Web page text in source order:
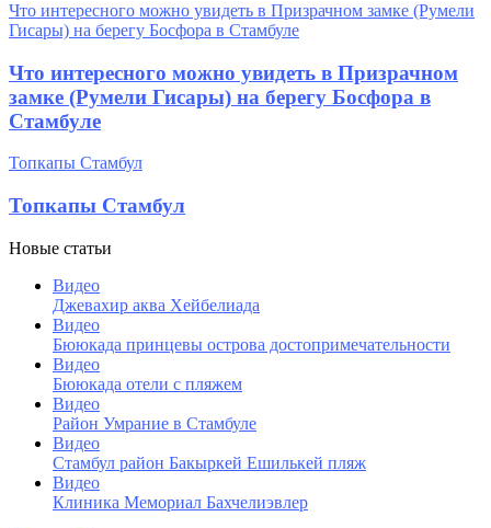
Что интересного можно увидеть в Призрачном замке (Румели
Гисары) на берегу Босфора в Стамбуле
Что интересного можно увидеть в Призрачном
замке (Румели Гисары) на берегу Босфора в
Стамбуле
Топкапы Стамбул
Топкапы Стамбул
Новые статьи
Видео
Джевахир аква Хейбелиада
Видео
Бююкада принцевы острова достопримечательности
Видео
Бююкада отели с пляжем
Видео
Район Умрание в Стамбуле
Видео
Cтамбул район Бакыркей Ешилькей пляж
Видео
Клиника Мемориал Бахчелиэвлер